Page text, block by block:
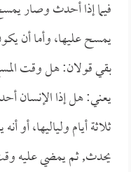
فيما إذا أحدث وصار
يمسح عليها، وأما أن
بقي قولان: هل وقت
يعني: هل إذا الإنسان
ثلاثة أيام ولياليها، أو
يحدث, ثم يمضي عليه